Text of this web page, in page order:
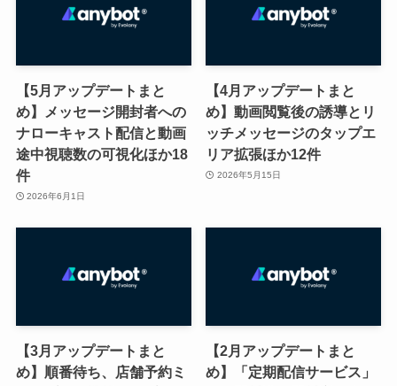
【5月アップデートまと
め】メッセージ開封者への
ナローキャスト配信と動画
途中視聴数の可視化ほか18
件
2026年6月1日
【4月アップデートまと
め】動画閲覧後の誘導とリ
ッチメッセージのタップエ
リア拡張ほか12件
2026年5月15日
【3月アップデートまと
め】順番待ち、店舗予約ミ
【2月アップデートまと
め】「定期配信サービス」